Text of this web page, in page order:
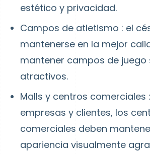
estético y privacidad.
Campos de atletismo : el
mantenerse en la mejor
mantener campos de juego
atractivos.
Malls y centros comerciales
empresas y clientes, los
comerciales deben
apariencia visualmente